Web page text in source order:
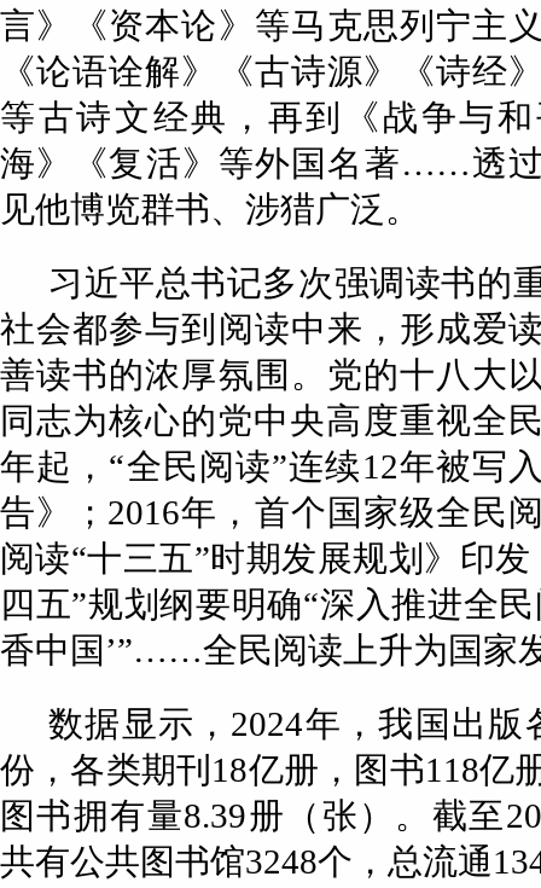
言》《资本论》等马克思列宁主
《论语诠解》《古诗源》《诗经
等古诗文经典，再到《战争与
海》《复活》等外国名著……透
见他博览群书、涉猎广泛。
习近平总书记多次强调读书的
社会都参与到阅读中来，形成爱
善读书的浓厚氛围。党的十八大
同志为核心的党中央高度重视全
年起，“全民阅读”连续12年被写
告》；2016年，首个国家级全民
阅读“十三五”时期发展规划》印发
四五”规划纲要明确“深入推进全
香中国’”……全民阅读上升为国家
数据显示，2024年，我国出版
份，各类期刊18亿册，图书118亿
图书拥有量8.39册（张）。截至
共有公共图书馆3248个，总流通